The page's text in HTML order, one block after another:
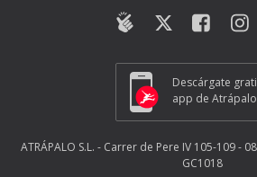
Descárgate
app de Atrápalo
ATRÁPALO S.L. - Carrer de Pere IV 105-109 -
GC1018